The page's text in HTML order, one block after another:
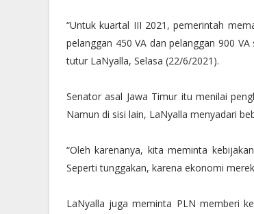
“Untuk kuartal III 2021, pemerintah
pelanggan 450 VA dan pelanggan 900
tutur LaNyalla, Selasa (22/6/2021).
Senator asal Jawa Timur itu menilai
Namun di sisi lain, LaNyalla menyadari
“Oleh karenanya, kita meminta
Seperti tunggakan, karena ekonomi
LaNyalla juga meminta PLN memberi